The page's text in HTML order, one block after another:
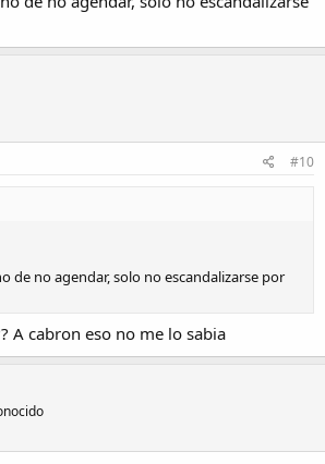
#10
de no agendar, solo no escandalizarse por
A cabron eso no me lo sabia